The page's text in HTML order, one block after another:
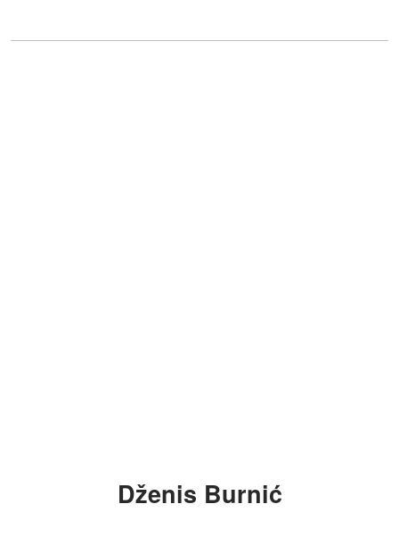
Dženis Burnić